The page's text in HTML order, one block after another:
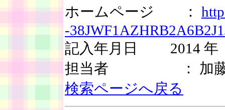
ホームページ ：
-
記入年月日 2014
担当者 ： 加
検索ページへ戻る